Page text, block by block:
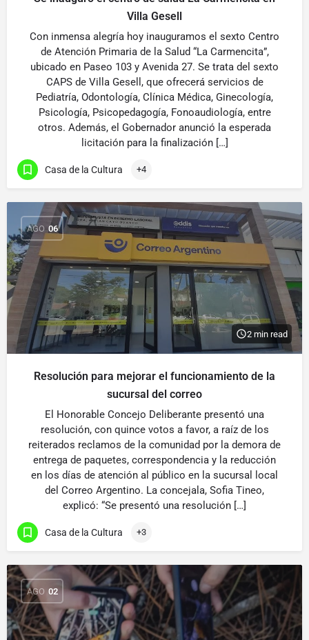
Villa Gesell
Con inmensa alegría hoy inauguramos el sexto Centro
de Atención Primaria de la Salud “La Carmencita”,
ubicado en Paseo 103 y Avenida 27. Se trata del sexto
CAPS de Villa Gesell, que ofrecerá servicios de
Pediatría, Odontología, Clínica Médica, Ginecología,
Psicología, Psicopedagogía, Fonoaudiología, entre
otros. Además, el Gobernador anunció la esperada
licitación para la finalización […]
Casa de la Cultura +4
AGO 06
2 min read
Resolución para mejorar el funcionamiento de la
sucursal del correo
El Honorable Concejo Deliberante presentó una
resolución, con quince votos a favor, a raíz de los
reiterados reclamos de la comunidad por la demora de
entrega de paquetes, correspondencia y la reducción
en los días de atención al público en la sucursal local
del Correo Argentino. La concejala, Sofia Tineo,
explicó: “Se presentó una resolución […]
Casa de la Cultura +3
AGO 02